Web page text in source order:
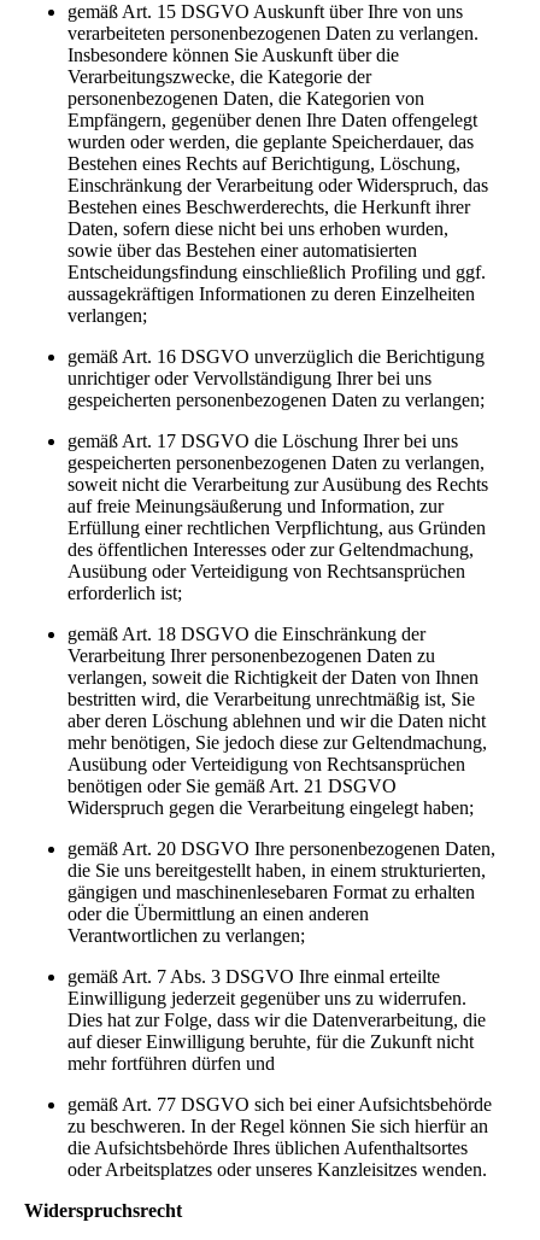
gemäß Art. 15 DSGVO Auskunft über Ihre von uns
verarbeiteten personenbezogenen Daten zu verlangen.
Insbesondere können Sie Auskunft über die
Verarbeitungszwecke, die Kategorie der
personenbezogenen Daten, die Kategorien von
Empfängern, gegenüber denen Ihre Daten offengelegt
wurden oder werden, die geplante Speicherdauer, das
Bestehen eines Rechts auf Berichtigung, Löschung,
Einschränkung der Verarbeitung oder Widerspruch, das
Bestehen eines Beschwerderechts, die Herkunft ihrer
Daten, sofern diese nicht bei uns erhoben wurden,
sowie über das Bestehen einer automatisierten
Entscheidungsfindung einschließlich Profiling und ggf.
aussagekräftigen Informationen zu deren Einzelheiten
verlangen;
gemäß Art. 16 DSGVO unverzüglich die Berichtigung
unrichtiger oder Vervollständigung Ihrer bei uns
gespeicherten personenbezogenen Daten zu verlangen;
gemäß Art. 17 DSGVO die Löschung Ihrer bei uns
gespeicherten personenbezogenen Daten zu verlangen,
soweit nicht die Verarbeitung zur Ausübung des Rechts
auf freie Meinungsäußerung und Information, zur
Erfüllung einer rechtlichen Verpflichtung, aus Gründen
des öffentlichen Interesses oder zur Geltendmachung,
Ausübung oder Verteidigung von Rechtsansprüchen
erforderlich ist;
gemäß Art. 18 DSGVO die Einschränkung der
Verarbeitung Ihrer personenbezogenen Daten zu
verlangen, soweit die Richtigkeit der Daten von Ihnen
bestritten wird, die Verarbeitung unrechtmäßig ist, Sie
aber deren Löschung ablehnen und wir die Daten nicht
mehr benötigen, Sie jedoch diese zur Geltendmachung,
Ausübung oder Verteidigung von Rechtsansprüchen
benötigen oder Sie gemäß Art. 21 DSGVO
Widerspruch gegen die Verarbeitung eingelegt haben;
gemäß Art. 20 DSGVO Ihre personenbezogenen Daten,
die Sie uns bereitgestellt haben, in einem strukturierten,
gängigen und maschinenlesebaren Format zu erhalten
oder die Übermittlung an einen anderen
Verantwortlichen zu verlangen;
gemäß Art. 7 Abs. 3 DSGVO Ihre einmal erteilte
Einwilligung jederzeit gegenüber uns zu widerrufen.
Dies hat zur Folge, dass wir die Datenverarbeitung, die
auf dieser Einwilligung beruhte, für die Zukunft nicht
mehr fortführen dürfen und
gemäß Art. 77 DSGVO sich bei einer Aufsichtsbehörde
zu beschweren. In der Regel können Sie sich hierfür an
die Aufsichtsbehörde Ihres üblichen Aufenthaltsortes
oder Arbeitsplatzes oder unseres Kanzleisitzes wenden.
Widerspruchsrecht